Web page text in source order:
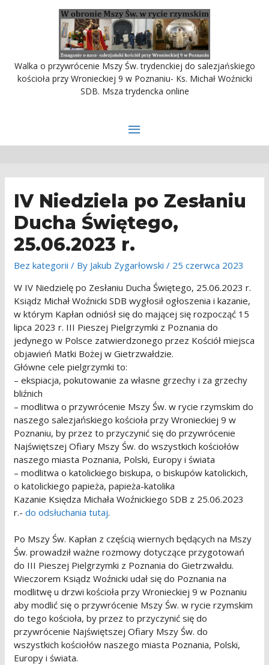
Walka o przywrócenie Mszy Św. trydenckiej do salezjańskiego
kościoła przy Wronieckiej 9 w Poznaniu- Ks. Michał Woźnicki
SDB. Msza trydencka online
Main
IV Niedziela po Zesłaniu
Ducha Świętego,
25.06.2023 r.
Bez kategorii / By Jakub Zygarłowski / 25 czerwca 2023
W IV Niedzielę po Zesłaniu Ducha Świętego, 25.06.2023 r.
Ksiądz Michał Woźnicki SDB wygłosił ogłoszenia i kazanie,
w którym Kapłan odniósł się do mającej się rozpocząć 15
lipca 2023 r. III Pieszej Pielgrzymki z Poznania do
jedynego w Polsce zatwierdzonego przez Kościół miejsca
objawień Matki Bożej w Gietrzwałdzie.
Główne cele pielgrzymki to:
– ekspiacja, pokutowanie za własne grzechy i za grzechy
bliźnich
– modlitwa o przywrócenie Mszy Św. w rycie rzymskim do
naszego salezjańskiego kościoła przy Wronieckiej 9 w
Poznaniu, by przez to przyczynić się do przywrócenie
Najświętszej Ofiary Mszy Św. do wszystkich kościołów
naszego miasta Poznania, Polski, Europy i świata
– modlitwa o katolickiego biskupa, o biskupów katolickich,
o katolickiego papieża, papieża-katolika
Kazanie Księdza Michała Woźnickiego SDB z 25.06.2023
r.-do odsłuchania tutaj.
Po Mszy Św. Kapłan z częścią wiernych będących na Mszy
Św. prowadził ważne rozmowy dotyczące przygotowań
do III Pieszej Pielgrzymki z Poznania do Gietrzwałdu.
Wieczorem Ksiądz Woźnicki udał się do Poznania na
modlitwę u drzwi kościoła przy Wronieckiej 9 w Poznaniu
aby modlić się o przywrócenie Mszy Św. w rycie rzymskim
do tego kościoła, by przez to przyczynić się do
przywrócenie Najświętszej Ofiary Mszy Św. do
wszystkich kościołów naszego miasta Poznania, Polski,
Europy i świata.